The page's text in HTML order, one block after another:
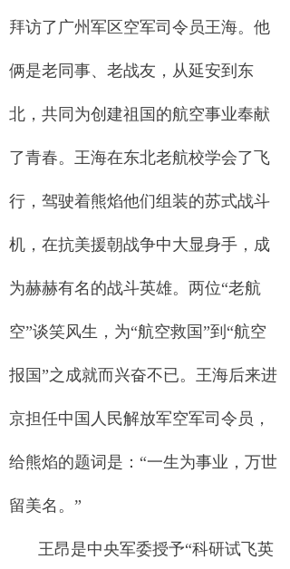
拜访了广州军区空军司令员王海。他
俩是老同事、老战友，从延安到东
北，共同为创建祖国的航空事业奉献
了青春。王海在东北老航校学会了飞
行，驾驶着熊焰他们组装的苏式战斗
机，在抗美援朝战争中大显身手，成
为赫赫有名的战斗英雄。两位“老航
空”谈笑风生，为“航空救国”到“航空
报国”之成就而兴奋不已。王海后来进
京担任中国人民解放军空军司令员，
给熊焰的题词是：“一生为事业，万世
留美名。”
王昂是中央军委授予“科研试飞英